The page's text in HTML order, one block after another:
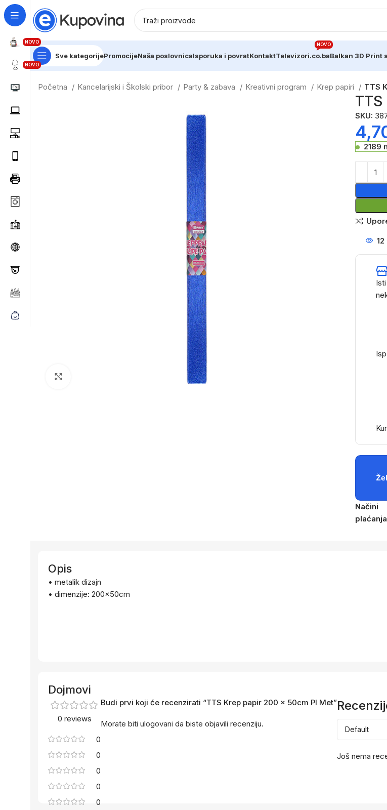
NOVO
NOVO
Sve kategorijePromocijeNaša poslovnicaIsporuka i povratKontaktTelevizori.co.ba
NOVO
Balkan 3D Print
Početna Kancelarijski i Školski pribor Party & zabava Kreativni program Krep papiri TTS
SKU:
2189
12
Načini
Opis
• metalik dizajn
• dimenzije: 200x50cm
Dojmovi
0 reviews
0
0
0
0
0
Još nema
Budi prvi koji će recenzirati “TTS Krep papir 200 x 50cm Pl Met”
Morate biti ulogovani da biste objavili recenziju.